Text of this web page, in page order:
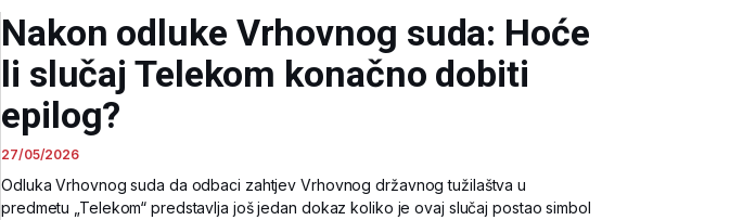
Nakon odluke Vrhovnog suda: Hoće
li slučaj Telekom konačno dobiti
epilog?
27/05/2026
Odluka Vrhovnog suda da odbaci zahtjev Vrhovnog državnog tužilaštva u
predmetu „Telekom“ predstavlja još jedan dokaz koliko je ovaj slučaj postao simbol